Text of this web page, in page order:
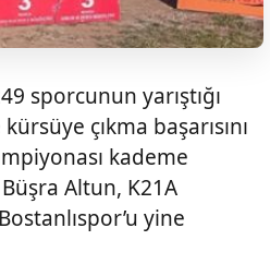
sporcunun yarıştığı
çıkma başarısını
kademe
Altun, K21A
yine